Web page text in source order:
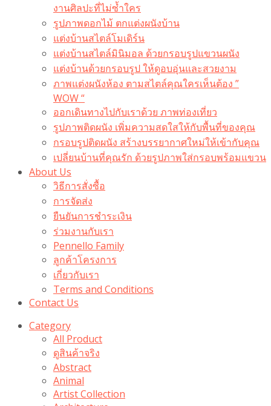
งานศิลปะที่ไม่ซ้ำใคร
รูปภาพดอกไม้ ตกแต่งผนังบ้าน
แต่งบ้านสไตล์โมเดิร์น
แต่งบ้านสไตล์มินิมอล ด้วยกรอบรูปแขวนผนัง
แต่งบ้านด้วยกรอบรูป ให้ดูอบอุ่นและสวยงาม
ภาพแต่งผนังห้อง ตามสไตล์คุณใครเห็นต้อง ”
WOW “
ออกเดินทางไปกับเราด้วย ภาพท่องเที่ยว
รูปภาพติดผนัง เพิ่มความสดใสให้กับพื้นที่ของคุณ
กรอบรูปติดผนัง สร้างบรรยากาศใหม่ให้เข้ากับคุณ
เปลี่ยนบ้านที่คุณรัก ด้วยรูปภาพใส่กรอบพร้อมแขวน​
About Us
วิธีการสั่งซื้อ
การจัดส่ง
ยืนยันการชำระเงิน
ร่วมงานกับเรา
Pennello Family
ลูกค้าโครงการ
เกี่ยวกับเรา
Terms and Conditions
Contact Us
Category
All Product
ดูสินค้าจริง
Abstract
Animal
Artist Collection